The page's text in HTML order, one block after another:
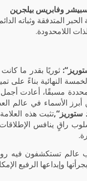
وفابريس بيلجرين
المتدفقة وثباته
اللامحدودة.
“: ثوريًا بقدر ما
اختيار العطور الخمسة
مسبقًا، أعادت أجمل
من أبرز الأسماء في
ستوريز“
,تثبت هذه
راقٍ ينافس
عالم تستكشفون فيه
وإبداعها الرفيع